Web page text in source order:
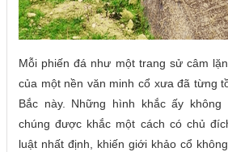
Mỗi phiến đá như một trang sử câm
của một nền văn minh cổ xưa đã từng
Bắc này. Những hình khắc ấy
chúng được khắc một cách có chủ
luật nhất định, khiến giới khảo cổ